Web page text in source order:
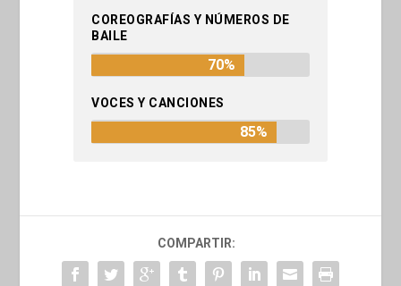
COREOGRAFÍAS Y NÚMEROS DE
BAILE
70%
VOCES Y CANCIONES
85%
COMPARTIR: